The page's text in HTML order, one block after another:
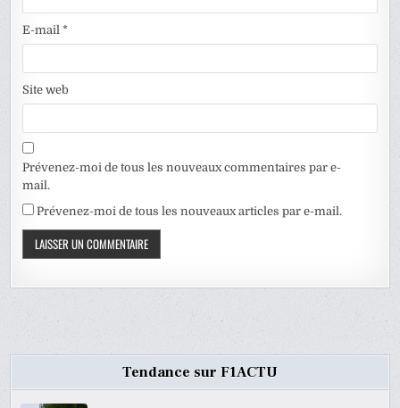
E-mail*
Site web
Prévenez-moi de tous les nouveaux commentaires par e-
mail.
Prévenez-moi de tous les nouveaux articles par e-mail.
Tendance sur F1ACTU